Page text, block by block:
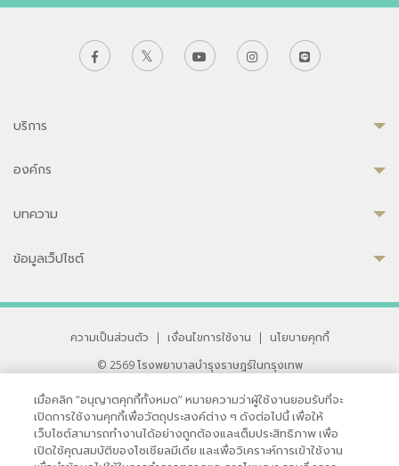
บริการ
องค์กร
บทความ
ข้อมูลเว็ปไซต์
ความเป็นส่วนตัว | เงื่อนไขการใช้งาน |
นโยบายคุกกี้
© 2569 โรงพยาบาลบำรุงราษฎร์ในกรุงเทพ
33 สุขุมวิท ซอย 3 เขตวัฒนา กรุงเทพ 10110 ประเทศไทย
หากท่านมีข้อคิดเห็นหรือปัญหาในการใช้เว็บไซต์ของเรา
เมื่อคลิก “อนุญาตคุกกี้ทั้งหมด” หมายความว่าผู้ใช้งานยอมรับที่จะ
เปิดการใช้งานคุกกี้เพื่อวัตถุประสงค์ต่าง ๆ ดังต่อไปนี้ เพื่อให้
เว็บไซต์สามารถทำงานได้อย่างถูกต้องและเต็มประสิทธิภาพ เพื่อ
เปิดใช้คุณสมบัติของโซเชียลมีเดีย และเพื่อวิเคราะห์การเข้าใช้งาน